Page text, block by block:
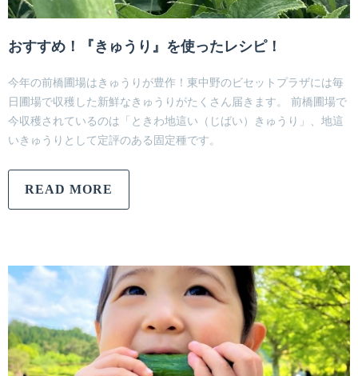
おすすめ！『きゅうり』を使ったレシピ！
今年の前橋圃場はきゅうりが豊作！東中野のビセットプラザには毎
日圃場で収穫した新鮮なきゅうりがたくさん届きます。 前橋圃場で
今収穫されているのは「ときわ地這い（じばい）きゅうり」、地這
いきゅうりとして定評のある固定種です。
READ MORE